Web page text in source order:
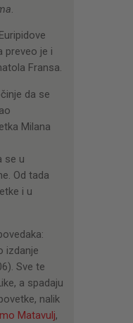
.
preveo je i
Fransa.
da se
Milana
se u
Od tada
i u
izdanje
Sve te
a spadaju
nalik
Matavulj,